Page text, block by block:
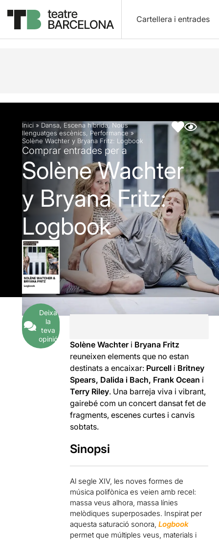
Cartellera i entrades
Descripció Fitxa artística Fotos i vídeos
Inici » Dansa, Escena híbrida, Nous
llenguatges escènics, Performance»
Solène Wachter y Bryana Fritz: Logbook
Comprar entrades per a
Solène Wachter
y Bryana Fritz:
Logbook
Deixa
la
teva
opinió
Solène Wachter i Bryana Fritz
reuneixen elements que no estan
destinats a encaixar: Purcell i Britney
Spears, Dalida i Bach, Frank Ocean i
Terry Riley. Una barreja viva i vibrant,
gairebé com un concert dansat fet de
fragments, escenes curtes i canvis
sobtats.
Sinopsi
Al segle XIV, les noves formes de
música polifònica es veien amb recel:
massa veus alhora, massa línies
melòdiques superposades. Inspirat per
aquesta saturació sonora,Logbook
permet que múltiples veus, materials i